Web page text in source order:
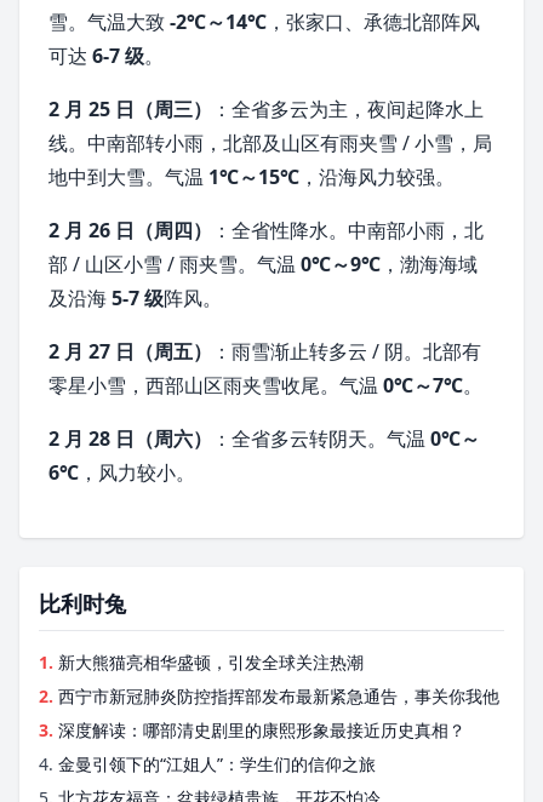
雪。气温大致-2℃～14℃ ， 张家口、 承德北部阵风
可达 6-7 级。
2 月 25 日（周三）
：全省多云为主，夜间起降水上
线。中南部转小雨，北部及山区有雨夹雪 / 小雪，局
地中到大雪。气温 1℃～15℃ ，沿海风力较强。
2 月 26 日（周四）
：全省性降水。中南部小雨，北
部 / 山区小雪 / 雨夹雪。气温 0℃～9℃ ， 渤海海域
及沿海5-7 级阵风。
2 月 27 日（周五）
：雨雪渐止转多云 / 阴。北部有
零星小雪，西部山区雨夹雪收尾。气温 0℃～7℃。
2 月 28 日（周六）
：全省多云转阴天。气温 0℃～
6℃ ，风力较小。
比利时兔
1. 新大熊猫亮相华盛顿，引发全球关注热潮
2. 西宁市新冠肺炎防控指挥部发布最新紧急通告，事关你我他
3. 深度解读：哪部清史剧里的康熙形象最接近历史真相？
4. 金曼引领下的“江姐人”：学生们的信仰之旅